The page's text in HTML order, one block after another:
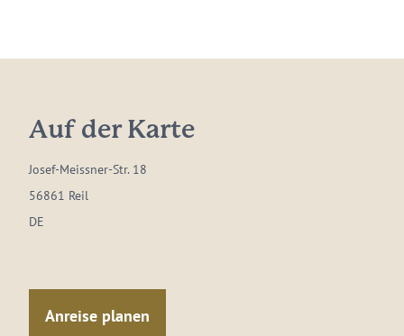
Auf der Karte
Josef-Meissner-Str. 18
56861 Reil
DE
Anreise planen